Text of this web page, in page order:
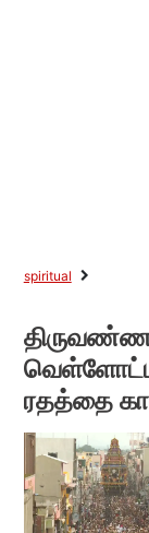
spiritual
ரதத்தை